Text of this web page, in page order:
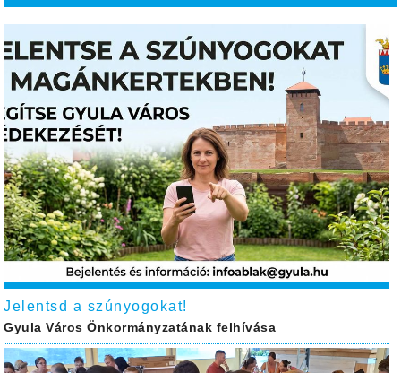
Jelentsd a szúnyogokat!
Gyula Város Önkormányzatának felhívása